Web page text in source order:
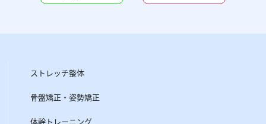
ストレッチ整体
骨盤矯正・姿勢矯正
体幹トレーニング